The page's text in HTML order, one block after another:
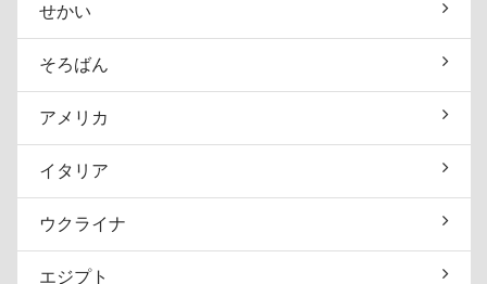
せかい
そろばん
アメリカ
イタリア
ウクライナ
エジプト